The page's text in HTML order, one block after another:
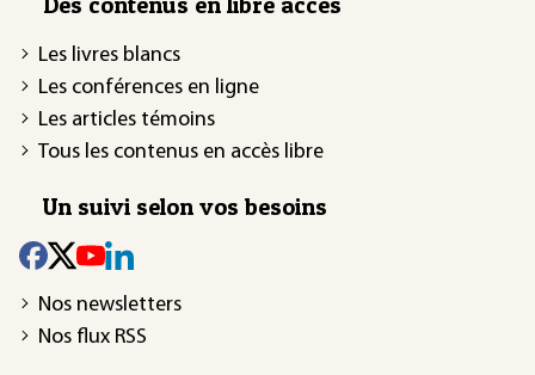
Les livres blancs
Les conférences en ligne
Les articles témoins
Tous les contenus en accès libre
Un suivi selon vos besoins
Nos newsletters
Nos flux RSS